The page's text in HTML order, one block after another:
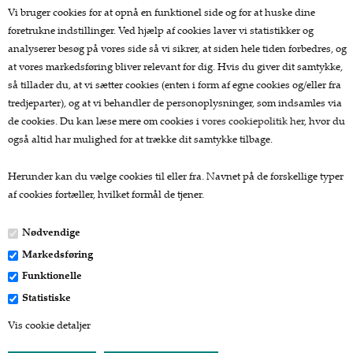
Vi bruger cookies for at opnå en funktionel side og for at huske dine
foretrukne indstillinger. Ved hjælp af cookies laver vi statistikker og
analyserer besøg på vores side så vi sikrer, at siden hele tiden forbedres, og
at vores markedsføring bliver relevant for dig. Hvis du giver dit samtykke,
så tillader du, at vi sætter cookies (enten i form af egne cookies og/eller fra
tredjeparter), og at vi behandler de personoplysninger, som indsamles via
de cookies. Du kan læse mere om cookies i vores cookiepolitik her, hvor du
også altid har mulighed for at trække dit samtykke tilbage.
Herunder kan du vælge cookies til eller fra. Navnet på de forskellige typer
af cookies fortæller, hvilket formål de tjener.
Nødvendige
Markedsføring
Funktionelle
Statistiske
Vis cookie detaljer
Køkkenknive
Tekstiler
Te og kaffe
Lækkerier
Gaver
Kurv
Bestil
Tilbud
Profil
Vilkår
Fragtpriser
Kontakt